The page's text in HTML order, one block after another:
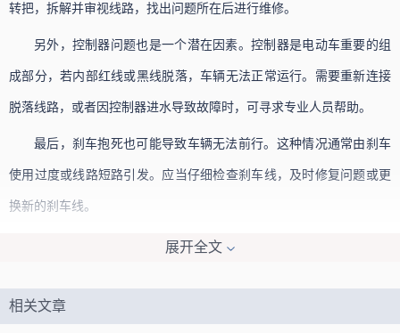
转把，拆解并审视线路，找出问题所在后进行维修。
另外，控制器问题也是一个潜在因素。控制器是电动车重要的组
成部分，若内部红线或黑线脱落，车辆无法正常运行。需要重新连接
脱落线路，或者因控制器进水导致故障时，可寻求专业人员帮助。
最后，刹车抱死也可能导致车辆无法前行。这种情况通常由刹车
使用过度或线路短路引发。应当仔细检查刹车线，及时修复问题或更
换新的刹车线。
这些方面可能导致电动车在启动后无法正常行驶，必须逐一排查
展开全文
相关文章